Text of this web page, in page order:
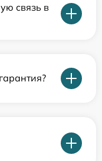
связь в